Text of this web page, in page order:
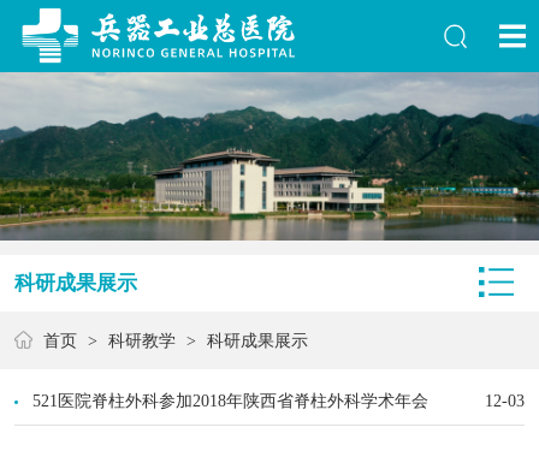
科研成果展示
首页 > 科研教学 > 科研成果展示
521医院脊柱外科参加2018年陕西省脊柱外科学术年会 12-03